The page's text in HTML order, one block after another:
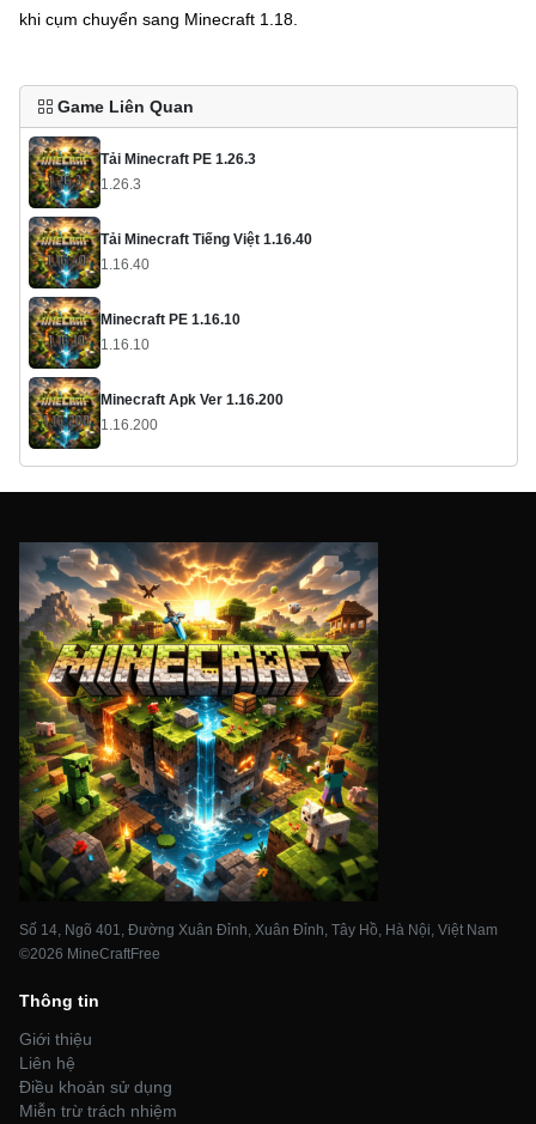
khi cụm chuyển sang Minecraft 1.18.
Game Liên Quan
Tải Minecraft PE 1.26.3
1.26.3
Tải Minecraft Tiếng Việt 1.16.40
1.16.40
Minecraft PE 1.16.10
1.16.10
Minecraft Apk Ver 1.16.200
1.16.200
Số 14, Ngõ 401, Đường Xuân Đỉnh, Xuân Đỉnh, Tây Hồ, Hà Nội, Việt Nam
©2026 MineCraftFree
Thông tin
Giới thiệu
Liên hệ
Điều khoản sử dụng
Miễn trừ trách nhiệm